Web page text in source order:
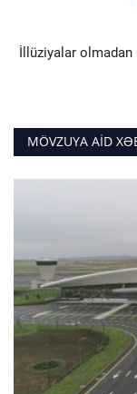
İllüziyalar
MÖVZUYA AID